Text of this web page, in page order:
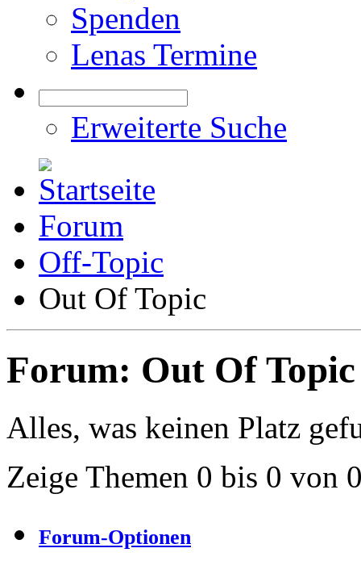
Spenden
Lenas Termine
Erweiterte Suche
Forum
Off-Topic
Out Of Topic
Forum: Out Of Topic
Alles, was keinen Platz
Zeige Themen 0 bis 0 von
Forum-Optionen